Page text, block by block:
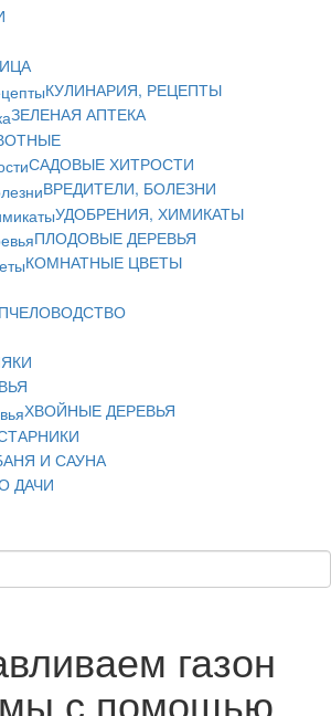
КУЛИНАРИЯ, РЕЦЕПТЫ
ЗЕЛЕНАЯ АПТЕКА
САДОВЫЕ ХИТРОСТИ
ВРЕДИТЕЛИ, БОЛЕЗНИ
УДОБРЕНИЯ, ХИМИКАТЫ
ПЛОДОВЫЕ ДЕРЕВЬЯ
КОМНАТНЫЕ ЦВЕТЫ
ПЧЕЛОВОДСТВО
ХВОЙНЫЕ ДЕРЕВЬЯ
И САУНА
ДАЧИ
газон
с помощью